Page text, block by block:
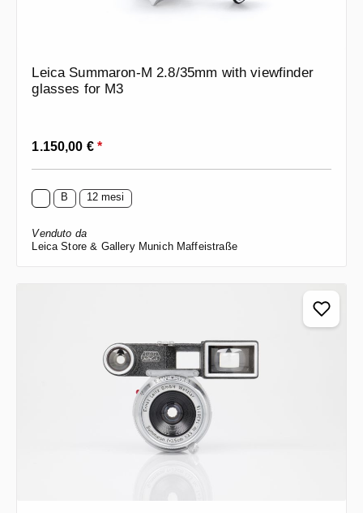
Leica Summaron-M 2.8/35mm with viewfinder
glasses for M3
Prezzo normale:
1.150,00 €*
B 12 mesi
Venduto da
Leica Store & Gallery Munich Maffeistraße